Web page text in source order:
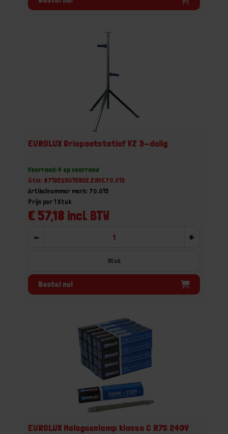
EUROLUX Driepootstatief VZ 3-delig
Voorraad: 4 op voorraad
Gtin: 8713265015932,EBVE70.015
Artikelnummer merk: 70.015
€ 57,18 incl. BTW
Prijs per 1 Stuk
- +
Stuk
Bestel nu!
EUROLUX Halogeenlamp klasse C R7S 240V